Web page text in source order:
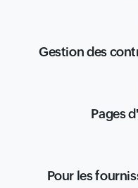
Gestion des
Pages
Pour les